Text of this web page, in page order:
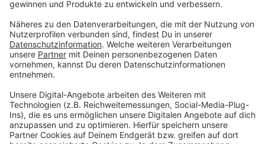
- männlich
- schlanke Statur
- dunkle Augen
- trug einen weiß-schwarzen Schal, eine dunkelblaue
Winterjacke, eine dunkle Hose sowie orangefarbene
Handschuhe
Anzeige